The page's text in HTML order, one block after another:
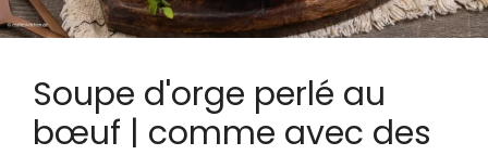
Soupe d'orge perlé au
bœuf | comme avec des